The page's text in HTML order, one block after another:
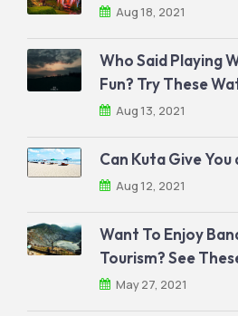
Aug 18, 2021
Who Said Playing
Fun? Try These
Aug 13, 2021
Can Kuta Give
Aug 12, 2021
Want To Enjoy
Tourism? See
May 27, 2021